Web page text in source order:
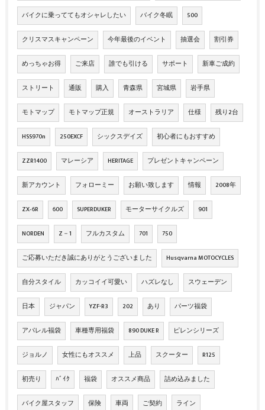
バイクに乗っててもオシャレしたい バイク冬眠 500
クリスマスキャンペーン 今年最後のイベント 抽選会 割引券
めっちゃお得 ご来店 誰でも引ける サポート 新車ご成約
ストリート 通販 購入 青森県 宮城県 岩手県
モトマップ モトマップ正規 オーストラリア 仕様 残り2台
HSS970n 250EXCF シックスデイズ 初心者にもおすすめ
ZZR1400 マレーシア HERITAGE プレゼントキャンペーン
新アカウント フォローミー お願い致します 情報 2008年
ZX‐6R 600 SUPERDUKER モーターサイクルズ 901
NORDEN Z－1 フルカスタム 701 750
ご応募いただき誠にありがとうございました Husqvarna MOTOCYCLES
自分スタイル カッコイイ可愛い ハズレなし スウェーデン
日本 ジャパン YZF-R3 202 あり パーツ福袋
アパレル福袋 車種専用福袋 890 DUKE R ピレンシリーズ
ジョルノ 女性にもオススメ 上品 スクーター R125
初売り ﾊﾞｲｸ 福袋 オススメ商品 詰め込みました
バイク屋スタッフ 保険 車両 ご契約 ライン